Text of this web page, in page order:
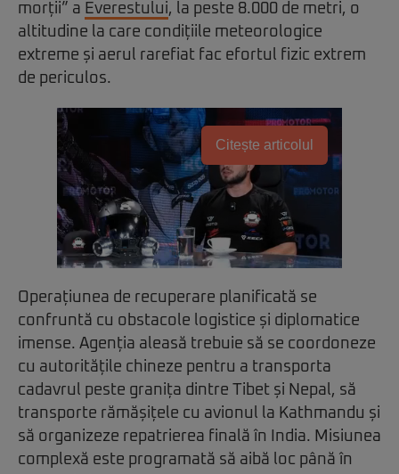
morții” a Everestului, la peste 8.000 de metri, o
altitudine la care condițiile meteorologice
extreme și aerul rarefiat fac efortul fizic extrem
de periculos.
Citește articolul
Operațiunea de recuperare planificată se
confruntă cu obstacole logistice și diplomatice
imense. Agenția aleasă trebuie să se coordoneze
cu autoritățile chineze pentru a transporta
cadavrul peste granița dintre Tibet și Nepal, să
transporte rămășițele cu avionul la Kathmandu și
să organizeze repatrierea finală în India. Misiunea
complexă este programată să aibă loc până în